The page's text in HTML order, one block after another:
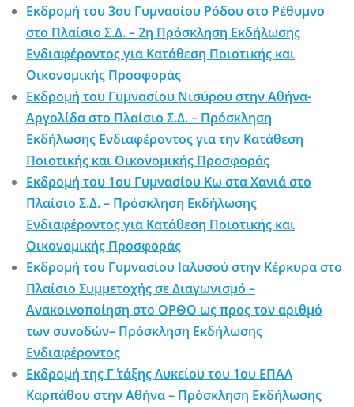
Εκδρομή του 3ου Γυμνασίου Ρόδου στο Ρέθυμνο
στο Πλαίσιο Σ.Δ. – 2η Πρόσκληση Εκδήλωσης
Ενδιαφέροντος για Κατάθεση Ποιοτικής και
Οικονομικής Προσφοράς
Εκδρομή του Γυμνασίου Νισύρου στην Αθήνα-
Αργολίδα στο Πλαίσιο Σ.Δ. – Πρόσκληση
Εκδήλωσης Ενδιαφέροντος για την Κατάθεση
Ποιοτικής και Οικονομικής Προσφοράς
Εκδρομή του 1ου Γυμνασίου Κω στα Χανιά στο
Πλαίσιο Σ.Δ. – Πρόσκληση Εκδήλωσης
Ενδιαφέροντος για Κατάθεση Ποιοτικής και
Οικονομικής Προσφοράς
Εκδρομή του Γυμνασίου Ιαλυσού στην Κέρκυρα στο
Πλαίσιο Συμμετοχής σε Διαγωνισμό –
Ανακοινοποίηση στο ΟΡΘΟ ως προς τον αριθμό
των συνοδών– Πρόσκληση Εκδήλωσης
Ενδιαφέροντος
Εκδρομή της Γ΄ τάξης Λυκείου του 1ου ΕΠΑΛ
Καρπάθου στην Αθήνα – Πρόσκληση Εκδήλωσης